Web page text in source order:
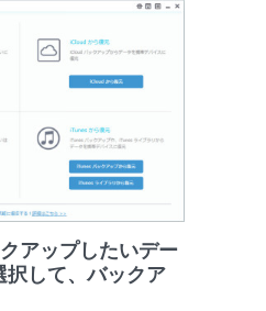
アップしたいデー
択して、バックア